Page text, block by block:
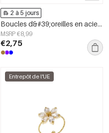
2 à 5 jours
Boucles d&#39;oreilles en acier inoxydable avec perles en forme de cœur, collection Daily Simple, bijoux pour femmes
MSRP €8,99
€2,75
Entrepôt de l'UE